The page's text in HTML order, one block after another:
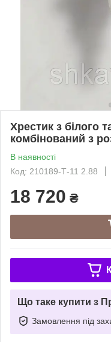
Хрестик з білого
комбінований з
В наявності
Код: 210189-Т-11 2.88
18 720 ₴
Що таке купити з
Замовлення під